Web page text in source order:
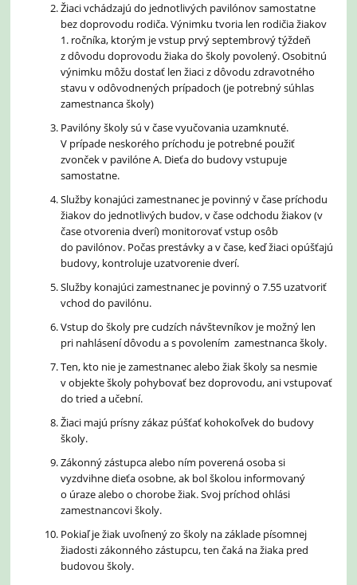
Žiaci vchádzajú do jednotlivých pavilónov samostatne
bez doprovodu rodiča. Výnimku tvoria len rodičia žiakov
1. ročníka, ktorým je vstup prvý septembrový týždeň
z dôvodu doprovodu žiaka do školy povolený. Osobitnú
výnimku môžu dostať len žiaci z dôvodu zdravotného
stavu v odôvodnených prípadoch (je potrebný súhlas
zamestnanca školy)
Pavilóny školy sú v čase vyučovania uzamknuté.
V prípade neskorého príchodu je potrebné použiť
zvonček v pavilóne A. Dieťa do budovy vstupuje
samostatne.
Služby konajúci zamestnanec je povinný v čase príchodu
žiakov do jednotlivých budov, v čase odchodu žiakov (v
čase otvorenia dverí) monitorovať vstup osôb
do pavilónov. Počas prestávky a v čase, keď žiaci opúšťajú
budovy, kontroluje uzatvorenie dverí.
Služby konajúci zamestnanec je povinný o 7.55 uzatvoriť
vchod do pavilónu.
Vstup do školy pre cudzích návštevníkov je možný len
pri nahlásení dôvodu a s povolením zamestnanca školy.
Ten, kto nie je zamestnanec alebo žiak školy sa nesmie
v objekte školy pohybovať bez doprovodu, ani vstupovať
do tried a učební.
Žiaci majú prísny zákaz púšťať kohokoľvek do budovy
školy.
Zákonný zástupca alebo ním poverená osoba si
vyzdvihne dieťa osobne, ak bol školou informovaný
o úraze alebo o chorobe žiak. Svoj príchod ohlási
zamestnancovi školy.
Pokiaľ je žiak uvoľnený zo školy na základe písomnej
žiadosti zákonného zástupcu, ten čaká na žiaka pred
budovou školy.